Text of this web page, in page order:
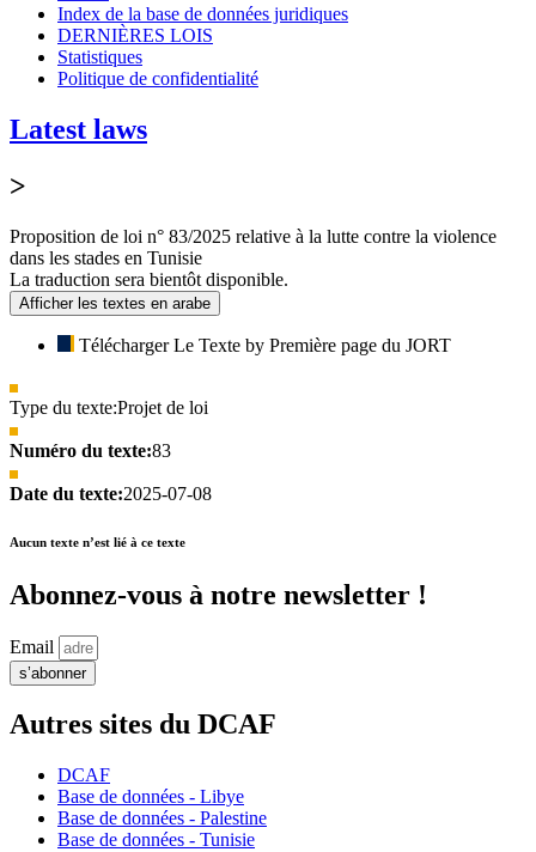
Index de la base de données juridiques
DERNIÈRES LOIS
Statistiques
Politique de confidentialité
Latest laws
>
Proposition de loi n° 83/2025 relative à la lutte contre la violence
dans les stades en Tunisie
La traduction sera bientôt disponible.
Afficher les textes en arabe
Télécharger Le Texte by Première page du JORT
Type du texte:Projet de loi
Numéro du texte:83
Date du texte:2025-07-08
Aucun texte n’est lié à ce texte
Abonnez-vous à notre newsletter !
Email
s’abonner
Autres sites du DCAF
DCAF
Base de données - Libye
Base de données - Palestine
Base de données - Tunisie